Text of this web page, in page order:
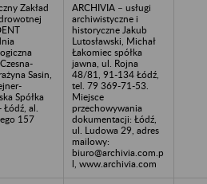
Zakład
Sasin,
Spółka
al.
157
ARCHIVIA – usługi
archiwistyczne i
historyczne Jakub
Lutosławski, Michał
Łakomiec spółka
jawna, ul. Rojna
48/81, 91-134 Łódź,
tel. 79 369-71-53.
Miejsce
przechowywania
dokumentacji: Łódź,
ul. Ludowa 29, adres
mailowy:
biuro@archivia.com.p
l, www.archivia.com